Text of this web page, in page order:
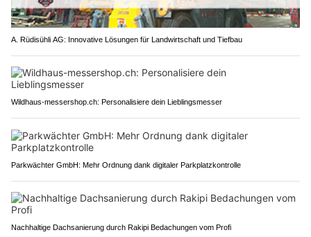
A. Rüdisühli AG: Innovative Lösungen für Landwirtschaft und Tiefbau
Wildhaus-messershop.ch: Personalisiere dein Lieblingsmesser
Parkwächter GmbH: Mehr Ordnung dank digitaler Parkplatzkontrolle
Nachhaltige Dachsanierung durch Rakipi Bedachungen vom Profi